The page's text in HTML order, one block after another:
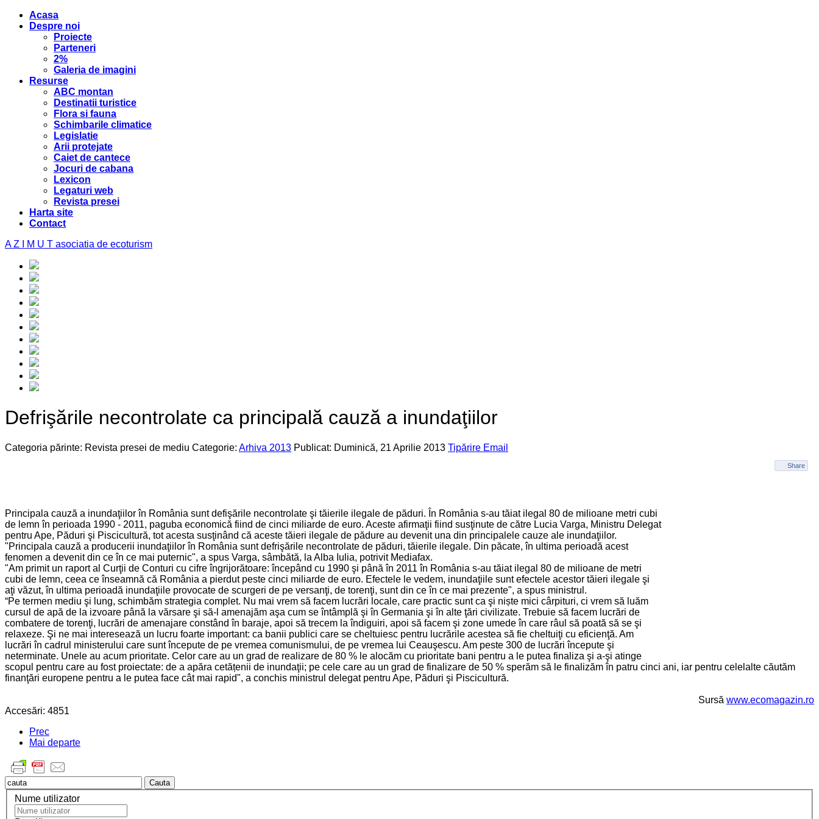
Acasa
Despre noi
Proiecte
Parteneri
2%
Galeria de imagini
Resurse
ABC montan
Destinatii turistice
Flora si fauna
Schimbarile climatice
Legislatie
Arii protejate
Caiet de cantece
Jocuri de cabana
Lexicon
Legaturi web
Revista presei
Harta site
Contact
A Z I M U T asociatia de ecoturism
Defrişările necontrolate ca principală cauză a inundaţiilor
Categoria părinte: Revista presei de mediu Categorie: Arhiva 2013 Publicat: Duminică, 21 Aprilie 2013 Tipărire Email
Share
Principala cauză a inundaţiilor în România sunt defişările necontrolate şi tăierile ilegale de păduri. În România s-au tăiat ilegal 80 de milioane metri cubi
de lemn în perioada 1990 - 2011, paguba economică fiind de cinci miliarde de euro. Aceste afirmaţii fiind susţinute de către Lucia Varga, Ministru Delegat
pentru Ape, Păduri şi Piscicultură, tot acesta susţinând că aceste tăieri ilegale de pădure au devenit una din principalele cauze ale inundaţiilor.
"Principala cauză a producerii inundaţiilor în România sunt defrişările necontrolate de păduri, tăierile ilegale. Din păcate, în ultima perioadă acest
fenomen a devenit din ce în ce mai puternic", a spus Varga, sâmbătă, la Alba Iulia, potrivit Mediafax.
"Am primit un raport al Curţii de Conturi cu cifre îngrijorătoare: începând cu 1990 şi până în 2011 în România s-au tăiat ilegal 80 de milioane de metri
cubi de lemn, ceea ce înseamnă că România a pierdut peste cinci miliarde de euro. Efectele le vedem, inundaţiile sunt efectele acestor tăieri ilegale şi
aţi văzut, în ultima perioadă inundaţiile provocate de scurgeri de pe versanţi, de torenţi, sunt din ce în ce mai prezente", a spus ministrul.
“Pe termen mediu şi lung, schimbăm strategia complet. Nu mai vrem să facem lucrări locale, care practic sunt ca şi niște mici cârpituri, ci vrem să luăm
cursul de apă de la izvoare până la vărsare şi să-l amenajăm aşa cum se întâmplă şi în Germania şi în alte ţări civilizate. Trebuie să facem lucrări de
combatere de torenţi, lucrări de amenajare constând în baraje, apoi să trecem la îndiguiri, apoi să facem şi zone umede în care râul să poată să se şi
relaxeze. Şi ne mai interesează un lucru foarte important: ca banii publici care se cheltuiesc pentru lucrările acestea să fie cheltuiţi cu eficienţă. Am
lucrări în cadrul ministerului care sunt începute de pe vremea comunismului, de pe vremea lui Ceauşescu. Am peste 300 de lucrări începute şi
neterminate. Unele au acum prioritate. Celor care au un grad de realizare de 80 % le alocăm cu prioritate bani pentru a le putea finaliza şi a-şi atinge
scopul pentru care au fost proiectate: de a apăra cetățenii de inundaţii; pe cele care au un grad de finalizare de 50 % sperăm să le finalizăm în patru cinci ani, iar pentru celelalte căutăm
finanţări europene pentru a le putea face cât mai rapid", a conchis ministrul delegat pentru Ape, Păduri şi Piscicultură.
Sursă www.ecomagazin.ro
Accesări: 4851
Prec
Mai departe
Cauta
Nume utilizator